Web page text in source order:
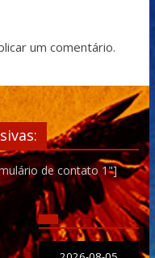
um comentário.
de contato 1"]